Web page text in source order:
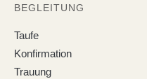
BEGLEITUNG
Taufe
Konfirmation
Trauung